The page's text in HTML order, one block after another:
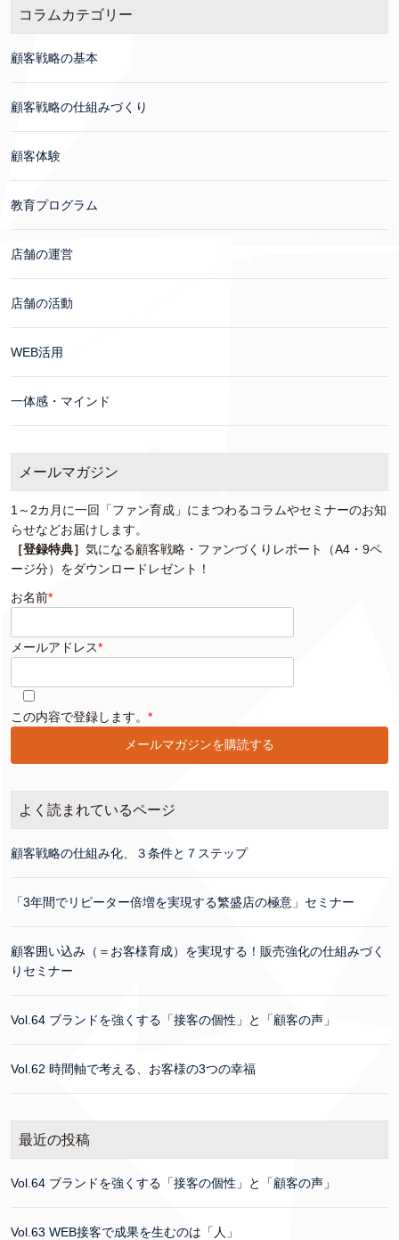
コラムカテゴリー
顧客戦略の基本
顧客戦略の仕組みづくり
顧客体験
教育プログラム
店舗の運営
店舗の活動
WEB活用
一体感・マインド
メールマガジン
1～2カ月に一回「ファン育成」にまつわるコラムやセミナーのお知
らせなどお届けします。
［登録特典］ 気になる顧客戦略・ファンづくりレポート（A4・9ペ
ージ分）をダウンロードレゼント！
お名前*
メールアドレス*
このフィールドは空のままにしてください。
この内容で登録します。 *
よく読まれているページ
顧客戦略の仕組み化、３条件と７ステップ
「3年間でリピーター倍増を実現する繁盛店の極意」セミナー
顧客囲い込み（＝お客様育成）を実現する！販売強化の仕組みづく
りセミナー
Vol.64 ブランドを強くする「接客の個性」と「顧客の声」
Vol.62 時間軸で考える、お客様の3つの幸福
最近の投稿
Vol.64 ブランドを強くする「接客の個性」と「顧客の声」
Vol.63 WEB接客で成果を生むのは「人」